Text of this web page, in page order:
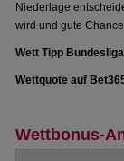
Niederlage
wird und gute
Wett Tipp
Wettquote auf
Wettbonus-